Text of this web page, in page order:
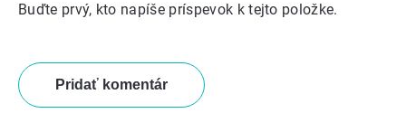
Buďte prvý, kto napíše príspevok k tejto položke.
Pridať komentár